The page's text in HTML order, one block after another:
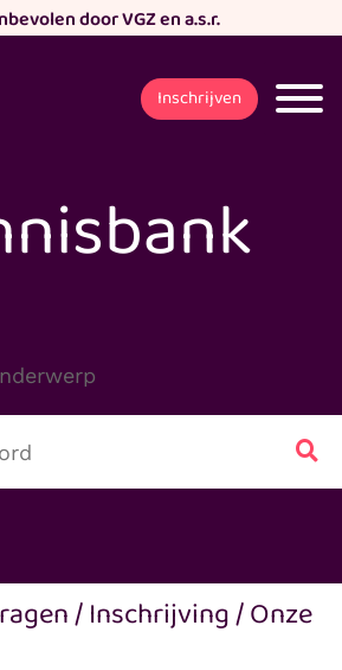
door VGZ en a.s.r.
Inschrijven
/Inschrijving/Onze